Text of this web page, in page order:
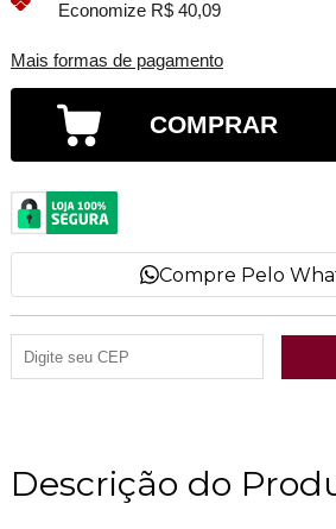
Economize R$ 40,09
Mais formas de pagamento
COMPRAR
Compre Pelo
Descrição do